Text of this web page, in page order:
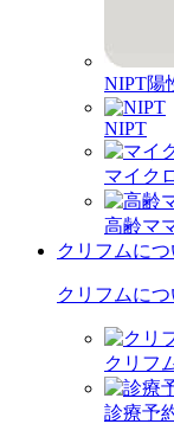
NIPT陽
NIPT
マイク
高齢マ
クリフムにつ
クリフムにつ
クリフ
診療予